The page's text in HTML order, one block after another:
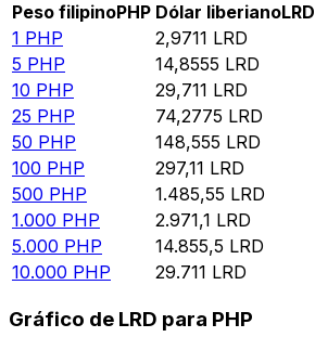
Peso filipinoPHP Dólar liberianoLRD
1 PHP 2,9711 LRD
5 PHP 14,8555 LRD
10 PHP 29,711 LRD
25 PHP 74,2775 LRD
50 PHP 148,555 LRD
100 PHP 297,11 LRD
500 PHP 1.485,55 LRD
1.000 PHP 2.971,1 LRD
5.000 PHP 14.855,5 LRD
10.000 PHP 29.711 LRD
Gráfico de LRD para PHP